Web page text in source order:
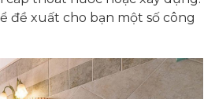
đề xuất cho bạn một số công